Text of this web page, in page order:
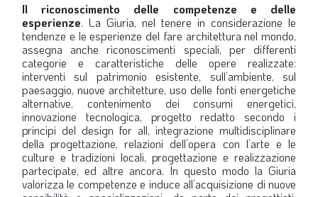
Il riconoscimento delle competenze e delle
esperienze. La Giuria, nel tenere in considerazione le
tendenze e le esperienze del fare architettura nel mondo,
assegna anche riconoscimenti speciali, per differenti
categorie e caratteristiche delle opere realizzate:
interventi sul patrimonio esistente, sull’ambiente, sul
paesaggio, nuove architetture, uso delle fonti energetiche
alternative, contenimento dei consumi energetici,
innovazione tecnologica, progetto redatto secondo i
principi del design for all, integrazione multidisciplinare
della progettazione, relazioni dell’opera con l’arte e le
culture e tradizioni locali, progettazione e realizzazione
partecipate, ed altre ancora. In questo modo la Giuria
valorizza le competenze e induce all’acquisizione di nuove